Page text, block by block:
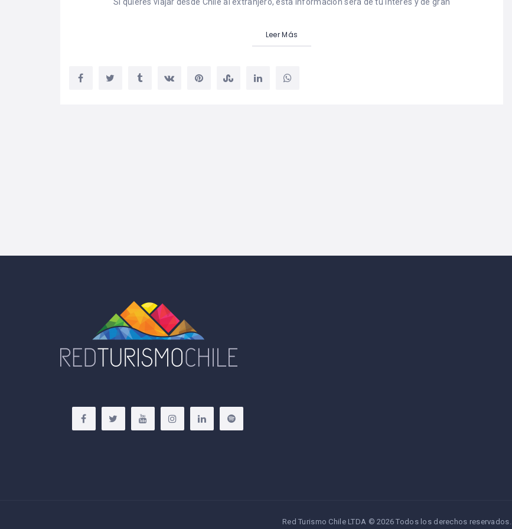
Si quieres viajar desde Chile al extranjero, esta información será de tu interés y de gran
Leer Más
Red Turismo Chile LTDA © 2026 Todos los derechos reservados.